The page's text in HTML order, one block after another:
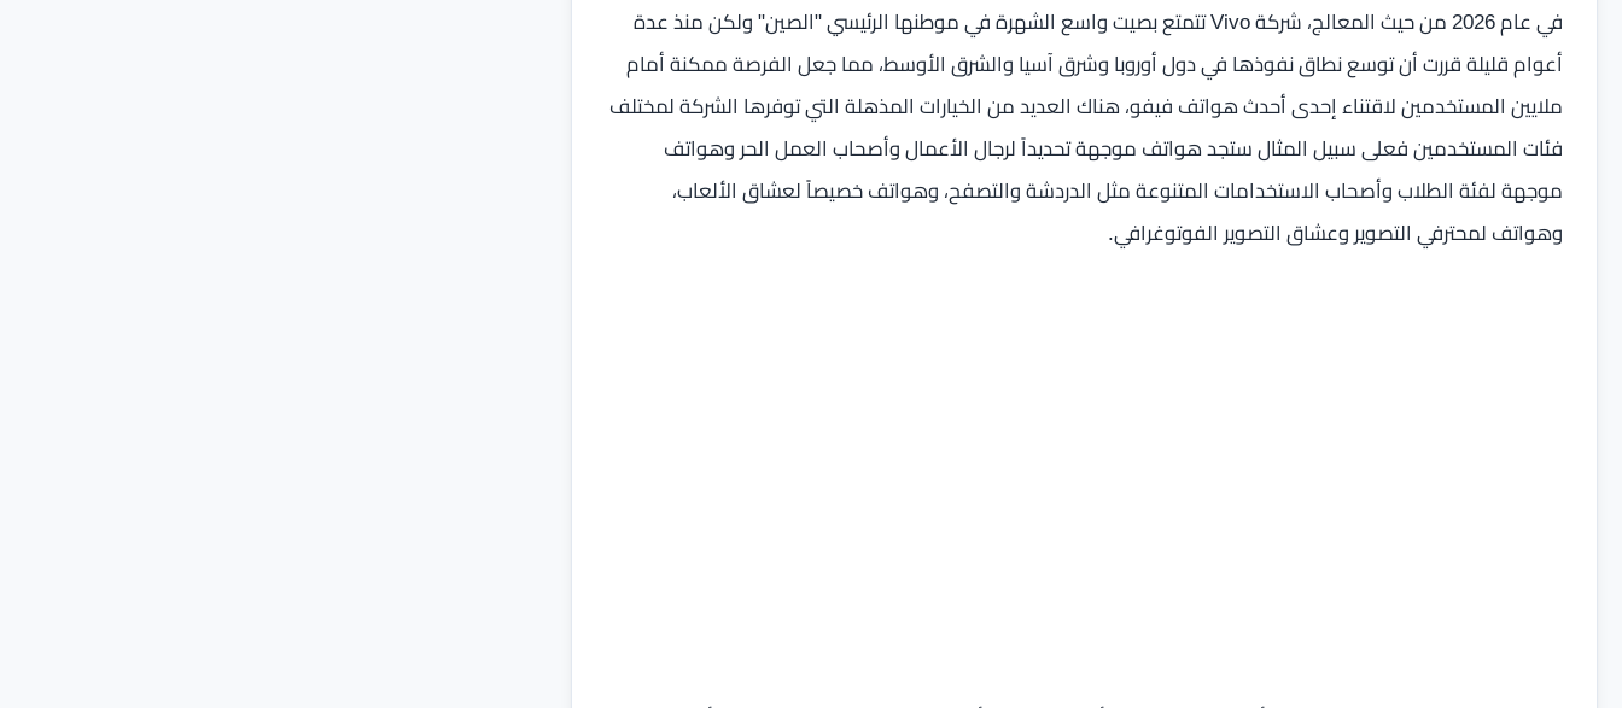
في عام 2026 من حيث المعالج، شركة Vivo تتمتع بصيت واسع الشهرة في موطنها الرئيسي "الصين" ولكن منذ عدة
أعوام قليلة قررت أن توسع نطاق نفوذها في دول أوروبا وشرق آسيا والشرق الأوسط، مما جعل الفرصة ممكنة أمام
ملايين المستخدمين لاقتناء إحدى أحدث هواتف فيفو، هناك العديد من الخيارات المذهلة التي توفرها الشركة لمختلف
فئات المستخدمين فعلى سبيل المثال ستجد هواتف موجهة تحديداً لرجال الأعمال وأصحاب العمل الحر وهواتف
موجهة لفئة الطلاب وأصحاب الاستخدامات المتنوعة مثل الدردشة والتصفح، وهواتف خصيصاً لعشاق الألعاب،
وهواتف لمحترفي التصوير وعشاق التصوير الفوتوغرافي.